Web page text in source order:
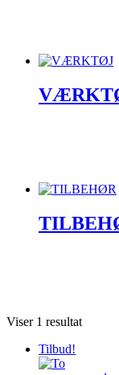
Viser 1 resultat
Tilbud!